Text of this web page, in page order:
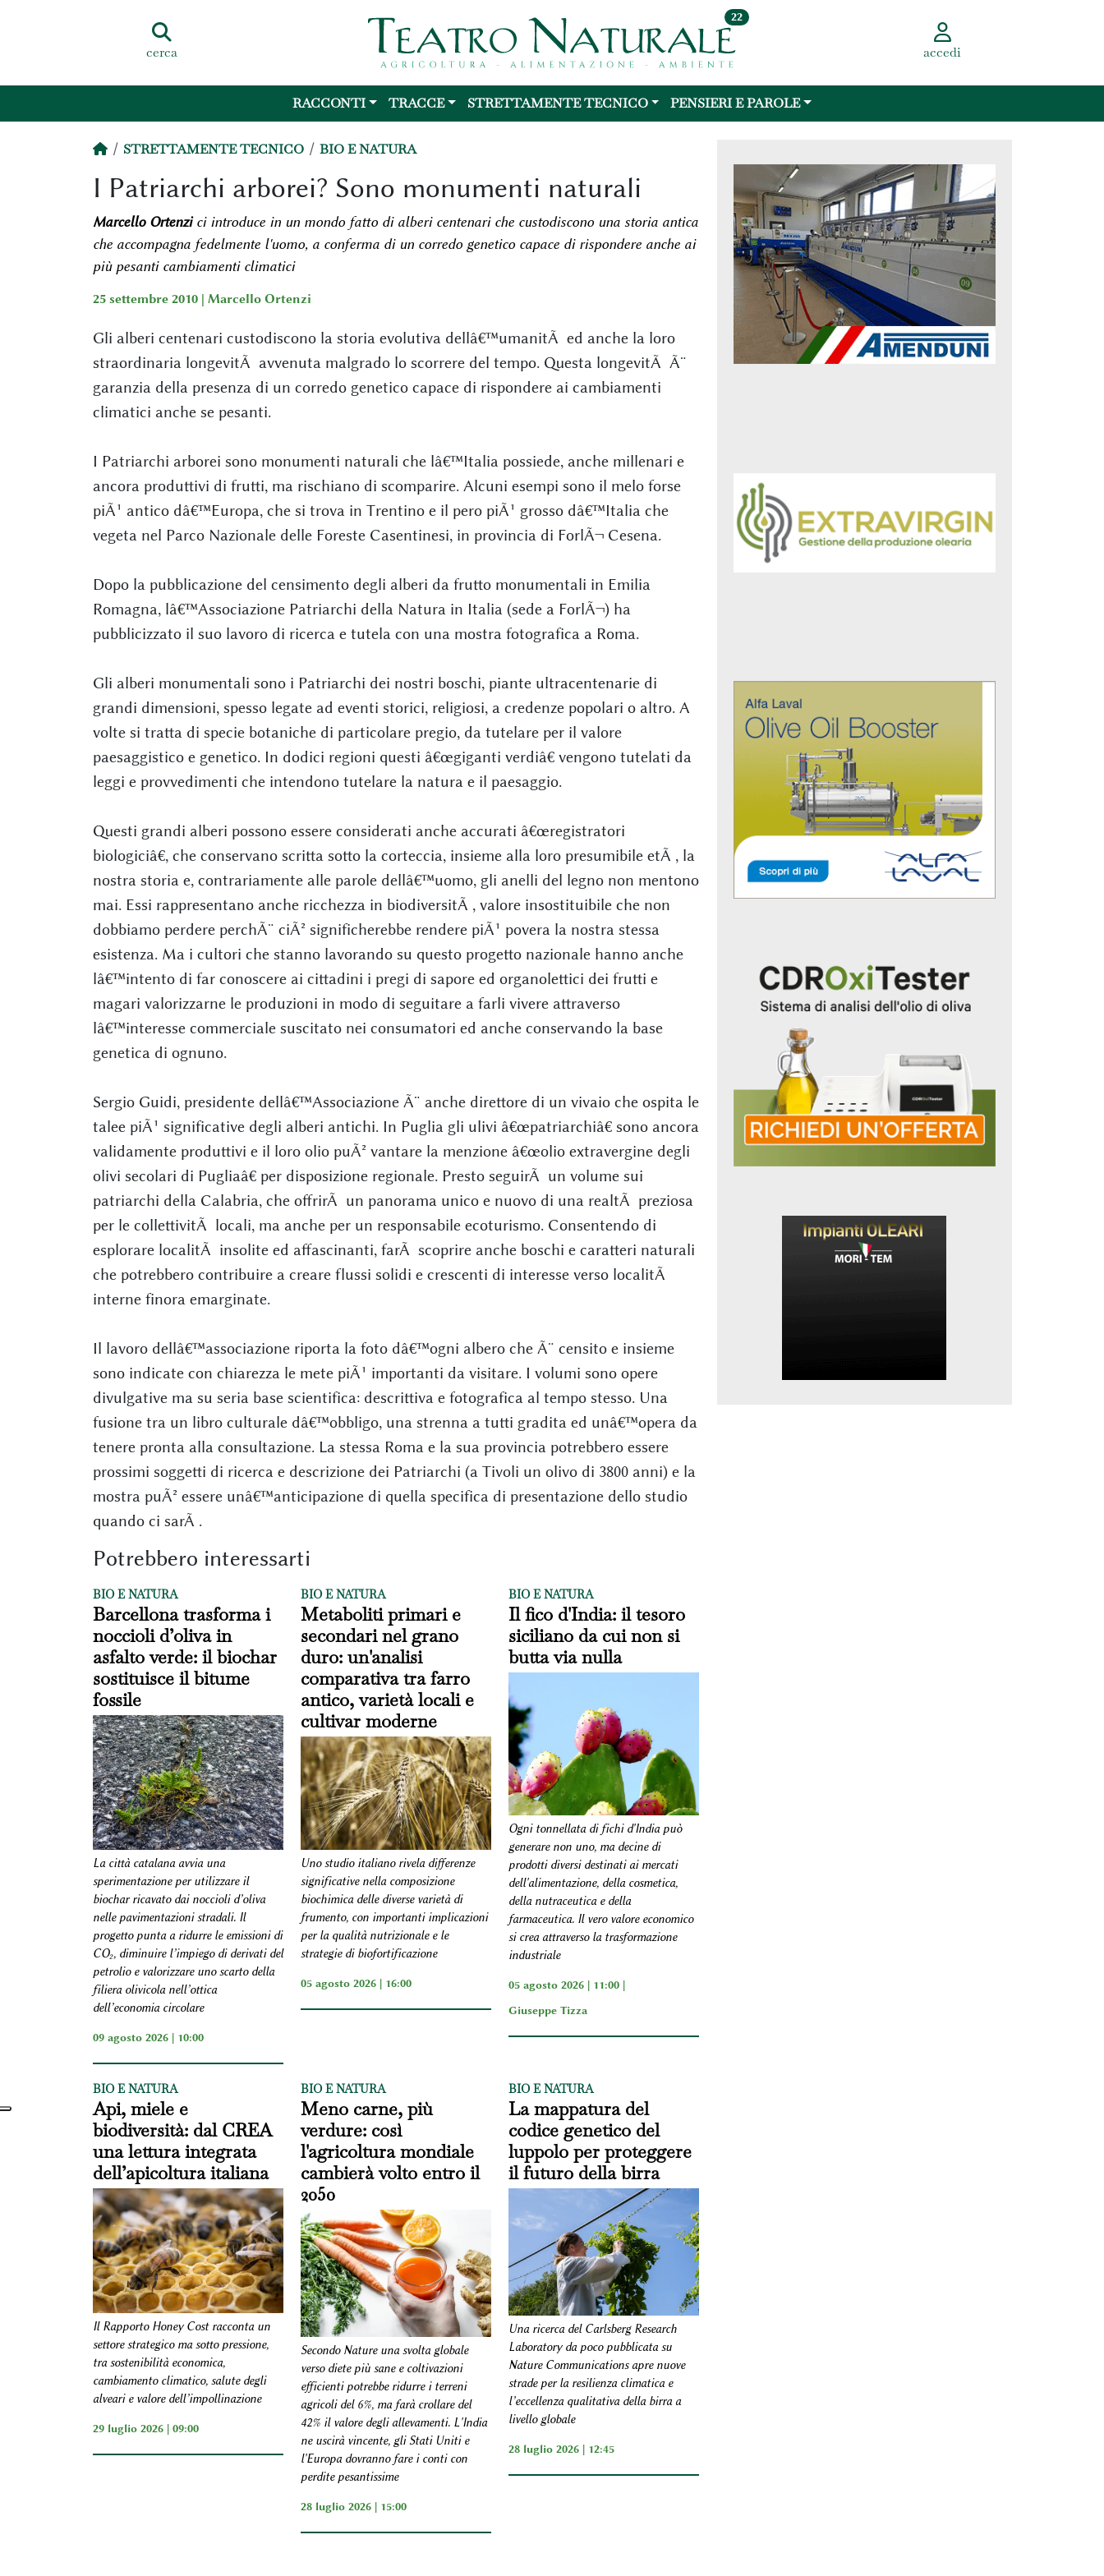
cerca
22
accedi
RACCONTI TRACCE STRETTAMENTE TECNICO PENSIERI E PAROLE
STRETTAMENTE TECNICO BIO E NATURA
I Patriarchi arborei? Sono monumenti naturali
Marcello Ortenzici introduce in un mondo fatto di alberi centenari che custodiscono una storia antica
che accompagna fedelmente l'uomo, a conferma di un corredo genetico capace di rispondere anche ai
più pesanti cambiamenti climatici
25 settembre 2010 | Marcello Ortenzi
Gli alberi centenari custodiscono la storia evolutiva dellâ€™umanitÃ ed anche la loro
straordinaria longevitÃ avvenuta malgrado lo scorrere del tempo. Questa longevitÃ Ã¨
garanzia della presenza di un corredo genetico capace di rispondere ai cambiamenti
climatici anche se pesanti.
I Patriarchi arborei sono monumenti naturali che lâ€™Italia possiede, anche millenari e
ancora produttivi di frutti, ma rischiano di scomparire. Alcuni esempi sono il melo forse
piÃ¹ antico dâ€™Europa, che si trova in Trentino e il pero piÃ¹ grosso dâ€™Italia che
vegeta nel Parco Nazionale delle Foreste Casentinesi, in provincia di ForlÃ¬ Cesena.
Dopo la pubblicazione del censimento degli alberi da frutto monumentali in Emilia
Romagna, lâ€™Associazione Patriarchi della Natura in Italia (sede a ForlÃ¬) ha
pubblicizzato il suo lavoro di ricerca e tutela con una mostra fotografica a Roma.
Gli alberi monumentali sono i Patriarchi dei nostri boschi, piante ultracentenarie di
grandi dimensioni, spesso legate ad eventi storici, religiosi, a credenze popolari o altro. A
volte si tratta di specie botaniche di particolare pregio, da tutelare per il valore
paesaggistico e genetico. In dodici regioni questi â€œgiganti verdiâ€ vengono tutelati da
leggi e provvedimenti che intendono tutelare la natura e il paesaggio.
Questi grandi alberi possono essere considerati anche accurati â€œregistratori
biologiciâ€, che conservano scritta sotto la corteccia, insieme alla loro presumibile etÃ , la
nostra storia e, contrariamente alle parole dellâ€™uomo, gli anelli del legno non mentono
mai. Essi rappresentano anche ricchezza in biodiversitÃ , valore insostituibile che non
dobbiamo perdere perchÃ¨ ciÃ² significherebbe rendere piÃ¹ povera la nostra stessa
esistenza. Ma i cultori che stanno lavorando su questo progetto nazionale hanno anche
lâ€™intento di far conoscere ai cittadini i pregi di sapore ed organolettici dei frutti e
magari valorizzarne le produzioni in modo di seguitare a farli vivere attraverso
lâ€™interesse commerciale suscitato nei consumatori ed anche conservando la base
genetica di ognuno.
Sergio Guidi, presidente dellâ€™Associazione Ã¨ anche direttore di un vivaio che ospita le
talee piÃ¹ significative degli alberi antichi. In Puglia gli ulivi â€œpatriarchiâ€ sono ancora
validamente produttivi e il loro olio puÃ² vantare la menzione â€œolio extravergine degli
olivi secolari di Pugliaâ€ per disposizione regionale. Presto seguirÃ un volume sui
patriarchi della Calabria, che offrirÃ un panorama unico e nuovo di una realtÃ preziosa
per le collettivitÃ locali, ma anche per un responsabile ecoturismo. Consentendo di
esplorare localitÃ insolite ed affascinanti, farÃ scoprire anche boschi e caratteri naturali
che potrebbero contribuire a creare flussi solidi e crescenti di interesse verso localitÃ
interne finora emarginate.
Il lavoro dellâ€™associazione riporta la foto dâ€™ogni albero che Ã¨ censito e insieme
sono indicate con chiarezza le mete piÃ¹ importanti da visitare. I volumi sono opere
divulgative ma su seria base scientifica: descrittiva e fotografica al tempo stesso. Una
fusione tra un libro culturale dâ€™obbligo, una strenna a tutti gradita ed unâ€™opera da
tenere pronta alla consultazione. La stessa Roma e la sua provincia potrebbero essere
prossimi soggetti di ricerca e descrizione dei Patriarchi (a Tivoli un olivo di 3800 anni) e la
mostra puÃ² essere unâ€™anticipazione di quella specifica di presentazione dello studio
quando ci sarÃ .
Potrebbero interessarti
BIO E NATURA
Barcellona trasforma i
noccioli d’oliva in
asfalto verde: il biochar
sostituisce il bitume
fossile
La città catalana avvia una
sperimentazione per utilizzare il
biochar ricavato dai noccioli d’oliva
nelle pavimentazioni stradali. Il
progetto punta a ridurre le emissioni di
CO₂, diminuire l’impiego di derivati del
petrolio e valorizzare uno scarto della
filiera olivicola nell’ottica
dell’economia circolare
09 agosto 2026 | 10:00
BIO E NATURA
Metaboliti primari e
secondari nel grano
duro: un'analisi
comparativa tra farro
antico, varietà locali e
cultivar moderne
Uno studio italiano rivela differenze
significative nella composizione
biochimica delle diverse varietà di
frumento, con importanti implicazioni
per la qualità nutrizionale e le
strategie di biofortificazione
05 agosto 2026 | 16:00
BIO E NATURA
Il fico d'India: il tesoro
siciliano da cui non si
butta via nulla
Ogni tonnellata di fichi d'India può
generare non uno, ma decine di
prodotti diversi destinati ai mercati
dell'alimentazione, della cosmetica,
della nutraceutica e della
farmaceutica. Il vero valore economico
si crea attraverso la trasformazione
industriale
05 agosto 2026 | 11:00 |
Giuseppe Tizza
BIO E NATURA
Api, miele e
biodiversità: dal CREA
una lettura integrata
dell’apicoltura italiana
Il Rapporto Honey Cost racconta un
settore strategico ma sotto pressione,
tra sostenibilità economica,
cambiamento climatico, salute degli
alveari e valore dell’impollinazione
29 luglio 2026 | 09:00
BIO E NATURA
Meno carne, più
verdure: così
l'agricoltura mondiale
cambierà volto entro il
2050
Secondo Nature una svolta globale
verso diete più sane e coltivazioni
efficienti potrebbe ridurre i terreni
agricoli del 6%, ma farà crollare del
42% il valore degli allevamenti. L'India
ne uscirà vincente, gli Stati Uniti e
l'Europa dovranno fare i conti con
perdite pesantissime
28 luglio 2026 | 15:00
BIO E NATURA
La mappatura del
codice genetico del
luppolo per proteggere
il futuro della birra
Una ricerca del Carlsberg Research
Laboratory da poco pubblicata su
Nature Communications apre nuove
strade per la resilienza climatica e
l’eccellenza qualitativa della birra a
livello globale
28 luglio 2026 | 12:45